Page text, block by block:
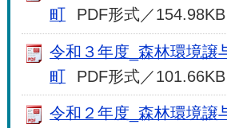
町 PDF形式／154.98KB
令和３年度_森林環境譲
町
PDF形式／101.66KB
令和２年度_森林環境譲